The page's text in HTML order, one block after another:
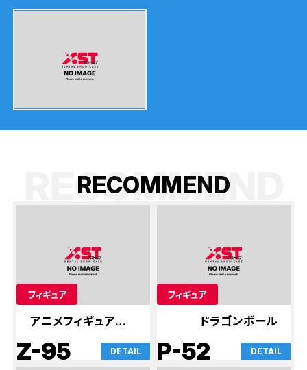
RECOMMEND
RECOMMEND
フィギュア
アニメフィギュア屋さ
ん
Z-95 DETAIL
フィギュア
ドラゴンボール
P-52 DETAIL